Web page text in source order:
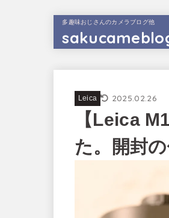
多趣味おじさんのカメラブログ他
Leica 2025.02.26
【Leica
た。開封